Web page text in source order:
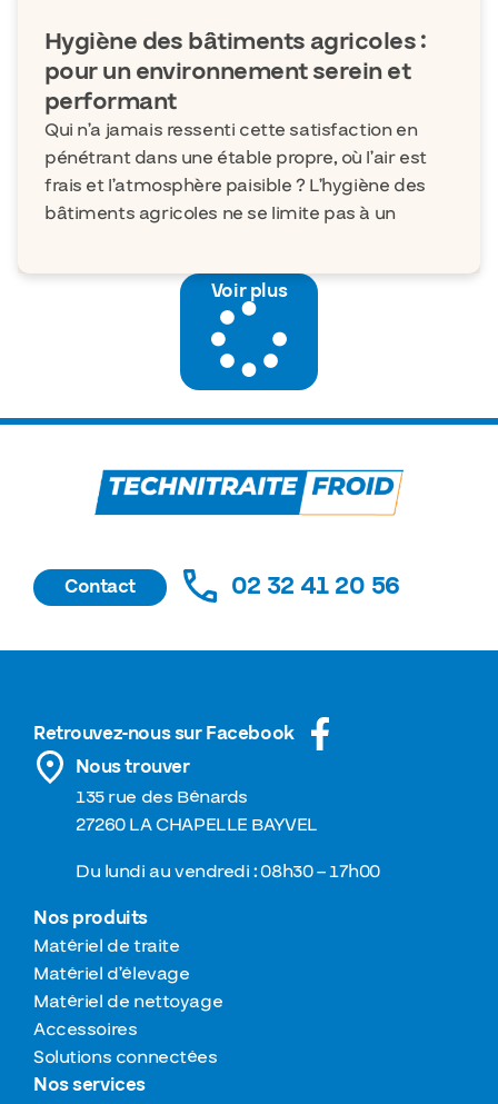
Hygiène des bâtiments agricoles :
pour un environnement serein et
performant
Qui n’a jamais ressenti cette satisfaction en
pénétrant dans une étable propre, où l’air est
frais et l’atmosphère paisible ? L’hygiène des
bâtiments agricoles ne se limite pas à un
Voir plus
Contact 02 32 41 20 56
Nos produits
Matériel de traite
Matériel d’élevage
Matériel de nettoyage
Accessoires
Solutions connectées
Nos services
Retrouvez-nous sur Facebook
Nous trouver
135 rue des Bénards
27260 LA CHAPELLE BAYVEL
Du lundi au vendredi : 08h30 – 17h00